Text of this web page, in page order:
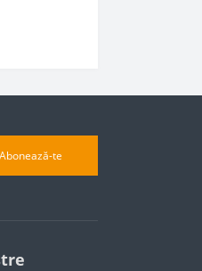
Abonează-te